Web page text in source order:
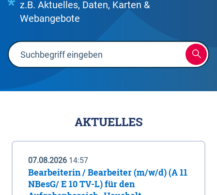
z.B. Aktuelles, Daten, Karten &
Webangebote
AKTUELLES
07.08.2026 14:57
Bearbeiterin / Bearbeiter (m/w/d) (A 11
NBesG/ E 10 TV-L) für den